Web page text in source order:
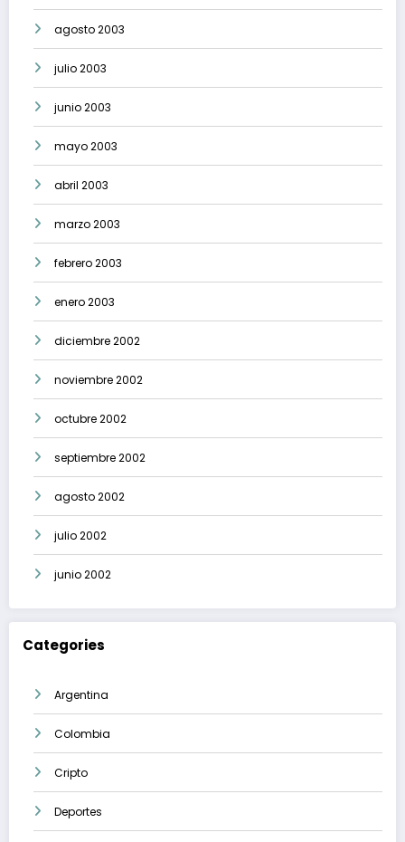
agosto 2003
julio 2003
junio 2003
mayo 2003
abril 2003
marzo 2003
febrero 2003
enero 2003
diciembre 2002
noviembre 2002
octubre 2002
septiembre 2002
agosto 2002
julio 2002
junio 2002
Categories
Argentina
Colombia
Cripto
Deportes